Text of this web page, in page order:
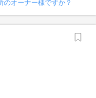
のオーナー様ですか？